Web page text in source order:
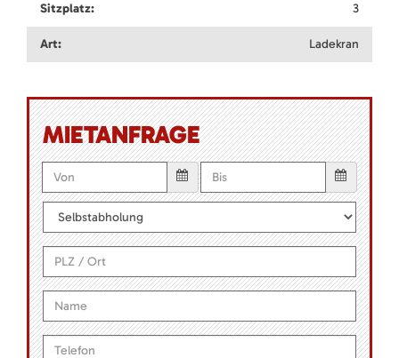
Sitzplatz: 3
Art: Ladekran
MIETANFRAGE